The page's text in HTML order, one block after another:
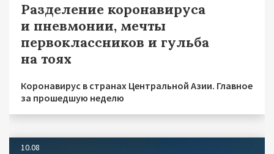
Разделение коронавируса
и пневмонии, мечты
первоклассников и гульба
на тоях
Коронавирус в странах Центральной Азии. Главное
за прошедшую неделю
10.08